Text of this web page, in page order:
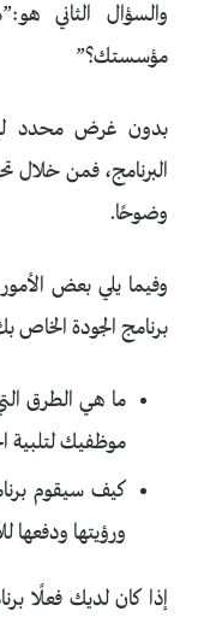
والسؤال الثاني
مؤسستك؟”
بدون غرض محدد لن
البرنامج، فمن خلال
وضوحًا.
وفيما يلي بعض
برنامج الجودة الخاص
ما هي الطرق
موظفيك لتلبية
كيف سيقوم
ورؤيتها ودفعها
إذا كان لديك فعلًا